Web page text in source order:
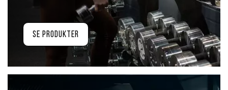
Se produkter